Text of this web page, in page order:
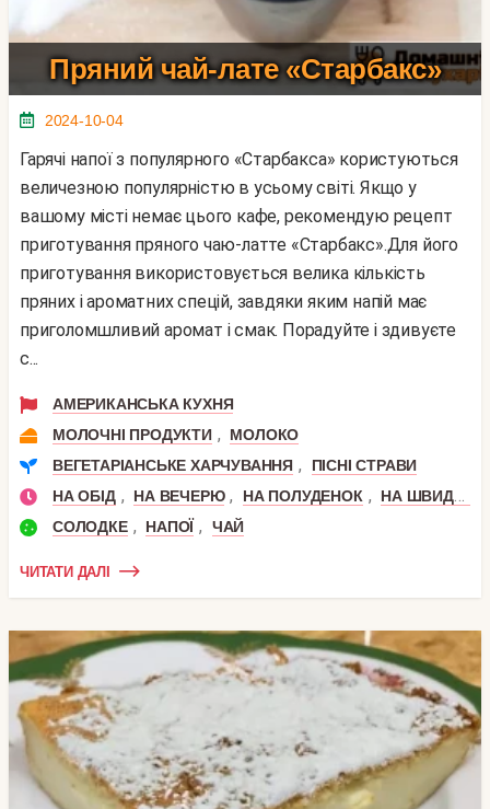
Пряний чай-лате «Старбакс»
2024-10-04
Гарячі напої з популярного «Старбакса» користуються
величезною популярністю в усьому світі. Якщо у
вашому місті немає цього кафе, рекомендую рецепт
приготування пряного чаю-латте «Старбакс».Для його
приготування використовується велика кількість
пряних і ароматних спецій, завдяки яким напій має
приголомшливий аромат і смак. Порадуйте і здивуєте
с...
АМЕРИКАНСЬКА КУХНЯ
МОЛОЧНІ ПРОДУКТИ ,
МОЛОКО
ВЕГЕТАРІАНСЬКЕ ХАРЧУВАННЯ ,
ПІСНІ СТРАВИ
НА ОБІД , НА ВЕЧЕРЮ , НА ПОЛУДЕНОК ,
НА ШВИДКУ РУКУ
СОЛОДКЕ , НАПОЇ , ЧАЙ
ЧИТАТИ ДАЛІ